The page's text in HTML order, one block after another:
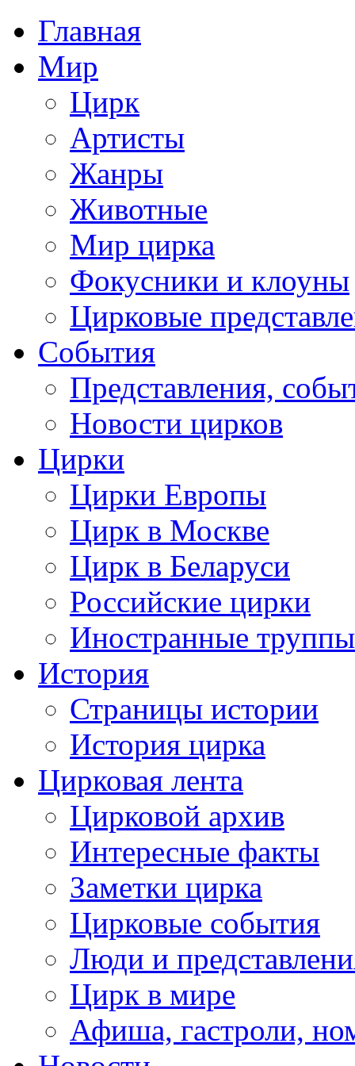
Главная
Мир
Цирк
Артисты
Жанры
Животные
Мир цирка
Фокусники и клоуны
Цирковые
События
Представления,
Новости цирков
Цирки
Цирки Европы
Цирк в Москве
Цирк в Беларуси
Российские цирки
Иностранные труппы
История
Страницы истории
История цирка
Цирковая лента
Цирковой архив
Интересные факты
Заметки цирка
Цирковые события
Люди и
Цирк в мире
Афиша, гастроли,